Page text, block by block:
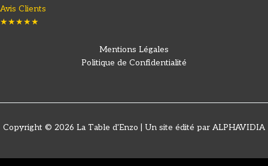
Avis Clients
★★★★★
Mentions Légales
Politique de Confidentialité
Copyright © 2026 La Table d'Enzo | Un site édité par ALPHAVIDIA